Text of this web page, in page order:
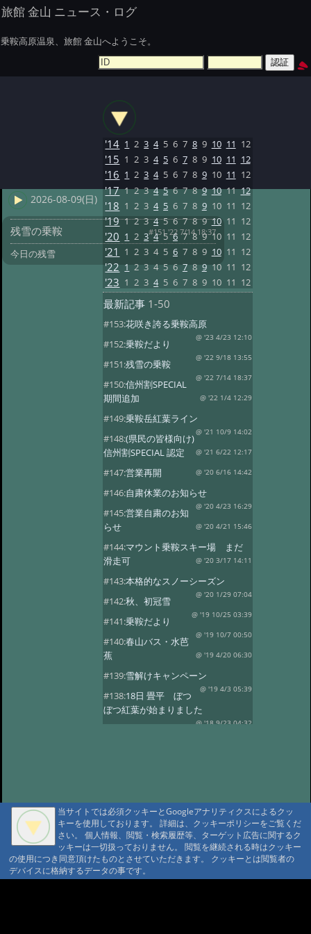
旅館 金山 ニュース・ログ
乗鞍高原温泉、旅館 金山へようこそ。
2026-08-09(日)
残雪の乗鞍 #151 '22 7/14 18:37
今日の残雪
'14 1 2 3 4 5 6 7 8 9 10 11 12
'15 1 2 3 4 5 6 7 8 9 10 11 12
'16 1 2 3 4 5 6 7 8 9 10 11 12
'17 1 2 3 4 5 6 7 8 9 10 11 12
'18 1 2 3 4 5 6 7 8 9 10 11 12
'19 1 2 3 4 5 6 7 8 9 10 11 12
'20 1 2 3 4 5 6 7 8 9 10 11 12
'21 1 2 3 4 5 6 7 8 9 10 11 12
'22 1 2 3 4 5 6 7 8 9 10 11 12
'23 1 2 3 4 5 6 7 8 9 10 11 12
最新記事 1-50
#153:花咲き誇る乗鞍高原
@ '23 4/23 12:10
#152:乗鞍だより
@ '22 9/18 13:55
#151:残雪の乗鞍
@ '22 7/14 18:37
#150:信州割SPECIAL
期間追加
@ '22 1/4 12:29
#149:乗鞍岳紅葉ライン
@ '21 10/9 14:02
#148:(県民の皆様向け)
信州割SPECIAL 認定
@ '21 6/22 12:17
#147:営業再開 @ '20 6/16 14:42
#146:自粛休業のお知らせ
@ '20 4/23 16:29
#145:営業自粛のお知
らせ
@ '20 4/21 15:46
#144:マウント乗鞍スキー場 まだ
滑走可
@ '20 3/17 14:11
#143:本格的なスノーシーズン
@ '20 1/29 07:04
#142:秋、初冠雪
@ '19 10/25 03:39
#141:乗鞍だより
@ '19 10/7 00:50
#140:春山バス・水芭
蕉
@ '19 4/20 06:30
#139:雪解けキャンペーン
@ '19 4/3 05:39
#138:18日 畳平 ぼつ
ぼつ紅葉が始まりました
@ '18 9/23 04:32
#134:スノーシーズン @ '17 12/26 03:22
#133:乗鞍山頂に雪がのりました
@ '17 10/29 06:43
#132:乗鞍高原の紅葉
見頃
@ '17 10/14 00:35
#131:紅葉 10/5写す @ '17 10/9 05:55
当サイトでは必須クッキーとGoogleアナリティクスによるクッ
キーを使用しております。 詳細は、クッキーポリシーをご覧くだ
さい。 個人情報、閲覧・検索履歴等、ターゲット広告に関するク
ッキーは一切扱っておりません。 閲覧を継続される時はクッキー
の使用につき同意頂けたものとさせていただきます。 クッキーとは閲覧者の
デバイスに格納するデータの事です。